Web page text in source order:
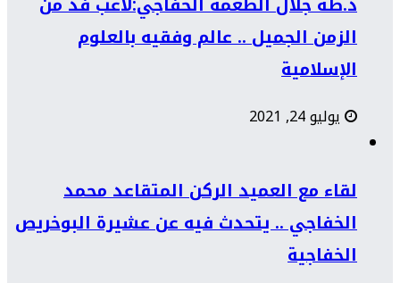
الزمن الجميل .. عالم وفقيه بالعلوم
الإسلامية
يوليو 24, 2021
لقاء مع العميد الركن المتقاعد محمد
الخفاجي .. يتحدث فيه عن عشيرة البوخريص
الخفاجية